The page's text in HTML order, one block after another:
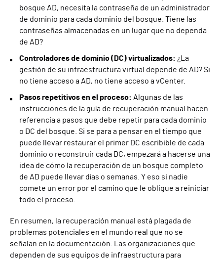
bosque AD, necesita la contraseña de un administrador
de dominio para cada dominio del bosque. Tiene las
contraseñas almacenadas en un lugar que no dependa
de AD?
Controladores de dominio (DC) virtualizados: ¿La
gestión de su infraestructura virtual depende de AD? Si
no tiene acceso a AD, no tiene acceso a vCenter.
Pasos repetitivos en el proceso: Algunas de las
instrucciones de la guía de recuperación manual hacen
referencia a pasos que debe repetir para cada dominio
o DC del bosque. Si se para a pensar en el tiempo que
puede llevar restaurar el primer DC escribible de cada
dominio o reconstruir cada DC, empezará a hacerse una
idea de cómo la recuperación de un bosque completo
de AD puede llevar días o semanas. Y eso si nadie
comete un error por el camino que le obligue a reiniciar
todo el proceso.
En resumen, la recuperación manual está plagada de
problemas potenciales en el mundo real que no se
señalan en la documentación. Las organizaciones que
dependen de sus equipos de infraestructura para